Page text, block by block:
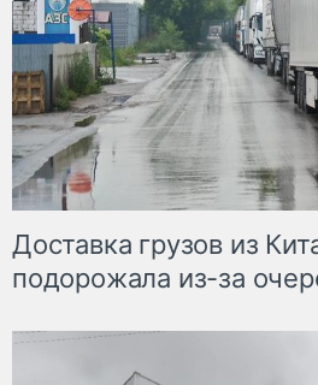
Доставка грузов из
подорожала из-за